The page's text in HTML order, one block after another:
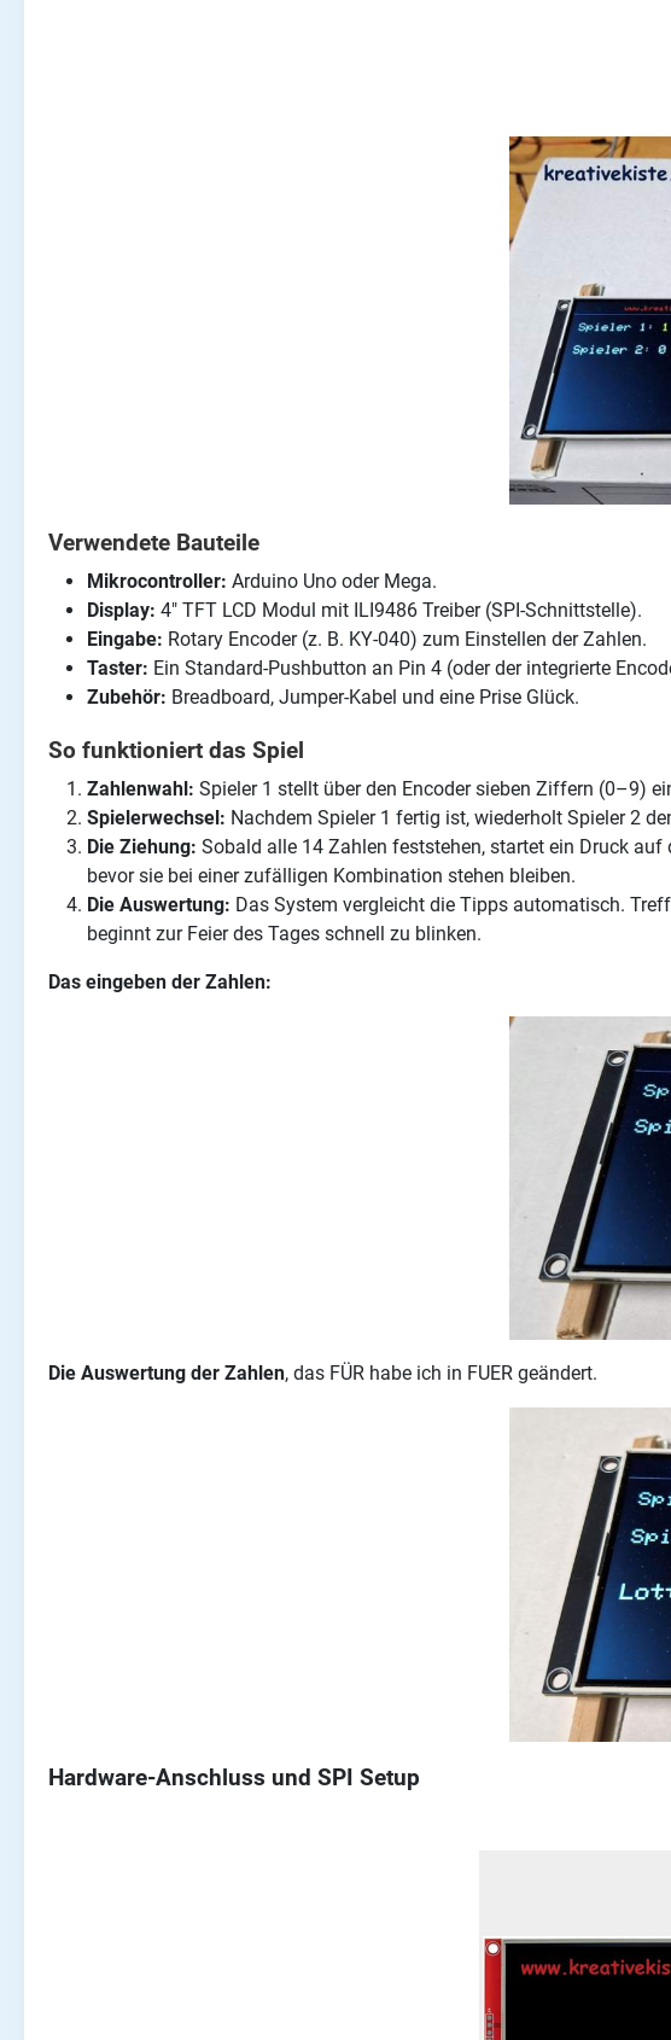
Verwendete Bauteile
Mikrocontroller: Arduino Uno oder Mega.
Display: 4" TFT LCD Modul mit ILI9486 Treiber (SPI-Schnittstelle).
Eingabe: Rotary Encoder (z. B. KY-040) zum Einstellen der Zahlen.
Taster: Ein Standard-Pushbutton an Pin 4 (oder der integrierte
Zubehör: Breadboard, Jumper-Kabel und eine Prise Glück.
So funktioniert das Spiel
Zahlenwahl: Spieler 1 stellt über den Encoder sieben Ziffern (0–9)
Spielerwechsel: Nachdem Spieler 1 fertig ist, wiederholt Spieler 2
Die Ziehung: Sobald alle 14 Zahlen feststehen, startet ein Druck
bevor sie bei einer zufälligen Kombination stehen bleiben.
Die Auswertung: Das System vergleicht die Tipps automatisch.
beginnt zur Feier des Tages schnell zu blinken.
Das eingeben der Zahlen:
Die Auswertung der Zahlen, das FÜR habe ich in FUER geändert.
Hardware-Anschluss und SPI Setup